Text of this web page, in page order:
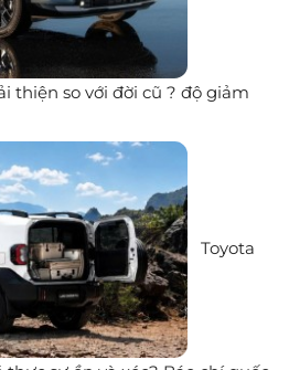
thiện so với đời cũ ? độ giảm
Toyota